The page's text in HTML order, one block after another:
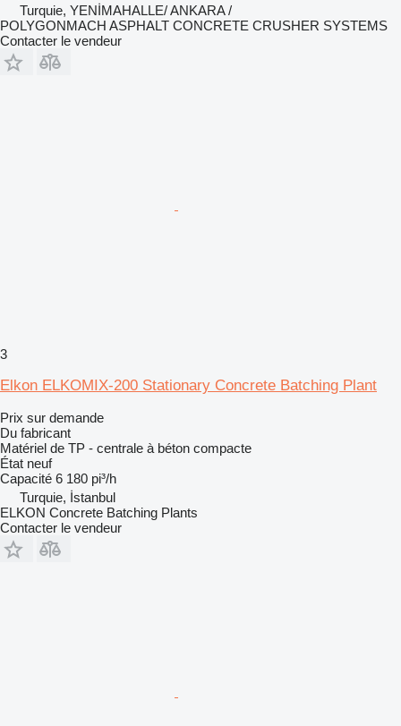
Turquie, YENİMAHALLE/ ANKARA /
POLYGONMACH ASPHALT CONCRETE CRUSHER SYSTEMS
Contacter le vendeur
3
Elkon ELKOMIX-200 Stationary Concrete Batching Plant
Prix sur demande
Du fabricant
Matériel de TP - centrale à béton compacte
État neuf
Capacité 6 180 pi³/h
Turquie, İstanbul
ELKON Concrete Batching Plants
Contacter le vendeur